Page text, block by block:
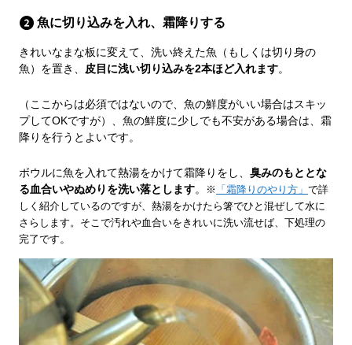
魚に切り込みを入れ、霜降りする
きれいなまな板に変えて、洗い終えた魚（もしくは切り身の
魚）を置き、
皮目に浅い切り込みを2本ほど入れます。
（ここからは必須ではないので、魚の鮮度がいい場合はスキッ
プしてOKですが）、魚の鮮度に少しでも不安がある場合は、霜
降りを行うとよいです。
ボウルに魚を入れて熱湯をかけて霜降りをし、 臭みのもととな
る血合いやぬめりを洗い落とします。 ※ 「霜降りのやり方」 で詳
しく紹介しているのですが、熱湯をかけたら箸でひと混ぜして水に
さらします。そこで汚れや血合いをきれいに洗い流せば、下処理の
完了です 。